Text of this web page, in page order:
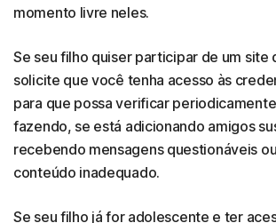
momento livre neles.
Se seu filho quiser participar de um site
solicite que você tenha acesso às
para que possa verificar
fazendo, se está adicionando amigos
recebendo mensagens questionáveis
conteúdo inadequado.
Se seu filho já for adolescente e ter